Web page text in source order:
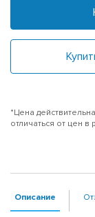
*Цена
отличаться от цен
Описание